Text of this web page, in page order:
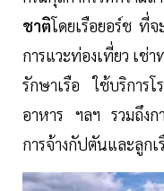
ชาติโดยเรือยอร์ช ที่จ
การแวะท่องเที่ยว เช่
รักษาเรือ ใช้บริการ
อาหาร ฯลฯ รวมถึง
การจ้างกัปตันและลูกเ